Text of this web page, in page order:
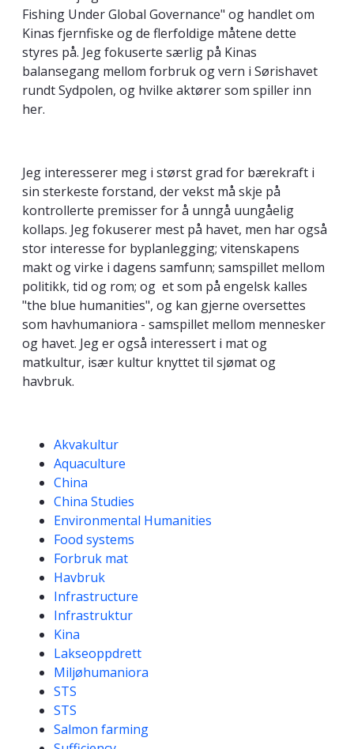
Fishing Under Global Governance" og handlet om
Kinas fjernfiske og de flerfoldige måtene dette
styres på. Jeg fokuserte særlig på Kinas
balansegang mellom forbruk og vern i Sørishavet
rundt Sydpolen, og hvilke aktører som spiller inn
her.
Jeg interesserer meg i størst grad for bærekraft i
sin sterkeste forstand, der vekst må skje på
kontrollerte premisser for å unngå uungåelig
kollaps. Jeg fokuserer mest på havet, men har også
stor interesse for byplanlegging; vitenskapens
makt og virke i dagens samfunn; samspillet mellom
politikk, tid og rom; og et som på engelsk kalles
"the blue humanities", og kan gjerne oversettes
som havhumaniora - samspillet mellom mennesker
og havet. Jeg er også interessert i mat og
matkultur, især kultur knyttet til sjømat og
havbruk.
Kompetanseord
Akvakultur
Aquaculture
China
China Studies
Environmental Humanities
Food systems
Forbruk mat
Havbruk
Infrastructure
Infrastruktur
Kina
Lakseoppdrett
Miljøhumaniora
STS
STS
Salmon farming